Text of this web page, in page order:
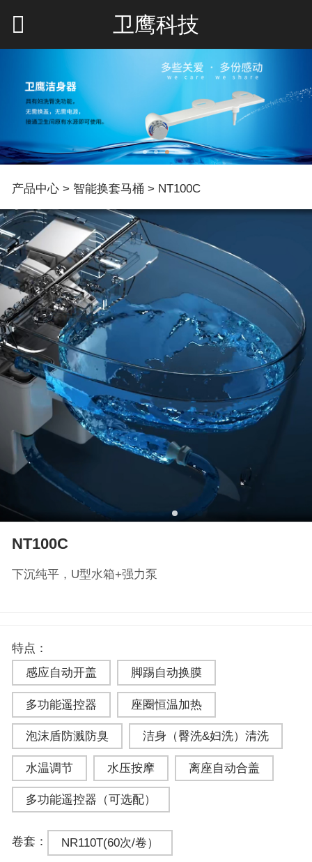
卫鹰科技
NT100C
产品中心> 智能换套马桶 > NT100C
NT100C
下沉纯平，U型水箱+强力泵
特点：
感应自动开盖
脚踢自动换膜
多功能遥控器 座圈恒温加热
泡沫盾防溅防臭 洁身（臀洗&妇洗）清洗
水温调节 水压按摩 离座自动合盖
多功能遥控器（可选配）
卷套： NR110T(60次/卷）